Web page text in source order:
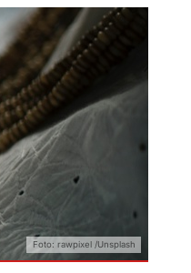
Foto: rawpixel /Unsplash